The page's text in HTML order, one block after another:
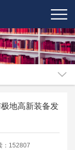
地高新装备发
：152807